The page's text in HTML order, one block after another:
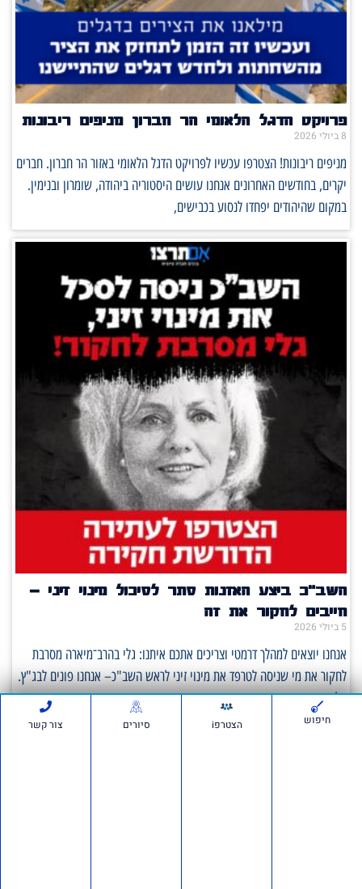
פרויקט הדגל הלאומי הר חברון מניפים ריבונות
8 ביולי 2026
מניפים ריבונות! הצטרפו עכשיו לפרויקט הדגל הלאומי באזור הר חברון. חברים
יקרים, בחודשים האחרונים אנחנו עושים היסטוריה ביהודה, שומרון ובנימין.
במקום שהיהודים יפחדו לנסוע בכבישים,
השב"כ ביצע האזנות סתר לסיכול מינוי זיני –
חייבים לחקור את זה
5 ביולי 2026
אנחנו יוצאים למהלך דרמטי וצריכים אתכם איתנו: גלי בהרב־מיארה מסרבת
לחקור את מי שניסה לטרפד את מינוי זיני לראש השב"כ– אנחנו פונים לבג"ץ.
על פי
חיפוש הצטרפi סיורים צור קשר